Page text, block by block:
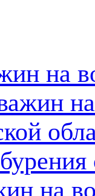
на
на